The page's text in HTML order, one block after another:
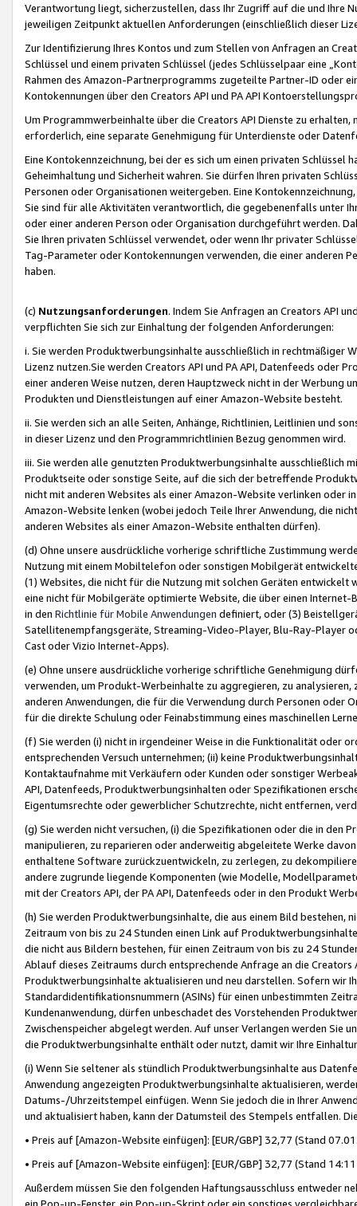
Verantwortung liegt, sicherzustellen, dass Ihr Zugriff auf die und Ihre
jeweiligen Zeitpunkt aktuellen Anforderungen (einschließlich dieser
Zur Identifizierung Ihres Kontos und zum Stellen von Anfragen an
Schlüssel und einem privaten Schlüssel (jedes Schlüsselpaar eine
Rahmen des Amazon-Partnerprogramms zugeteilte Partner-ID oder
Kontokennungen über den Creators API und PA API
Um Programmwerbeinhalte über die Creators API Dienste zu
erforderlich, eine separate Genehmigung für Unterdienste oder
Eine Kontokennzeichnung, bei der es sich um einen privaten
Geheimhaltung und Sicherheit wahren. Sie dürfen Ihren privaten
Personen oder Organisationen weitergeben. Eine
Sie sind für alle Aktivitäten verantwortlich, die gegebenenfalls unter
oder einer anderen Person oder Organisation durchgeführt werden.
Sie Ihren privaten Schlüssel verwendet, oder wenn Ihr privater
Tag-Parameter oder Kontokennungen verwenden, die einer anderen
haben.
(c) Nutzungsanforderungen. Indem Sie Anfragen an Creators API
verpflichten Sie sich zur Einhaltung der folgenden Anforderungen:
i. Sie werden Produktwerbungsinhalte ausschließlich in rechtmäßiger
Lizenz nutzen.Sie werden Creators API und PA API, Datenfeeds oder
einer anderen Weise nutzen, deren Hauptzweck nicht in der Werbung
Produkten und Dienstleistungen auf einer Amazon-Website besteht.
ii. Sie werden sich an alle Seiten, Anhänge, Richtlinien, Leitlinien und
in dieser Lizenz und den Programmrichtlinien Bezug genommen wird.
iii. Sie werden alle genutzten Produktwerbungsinhalte ausschließlich
Produktseite oder sonstige Seite, auf die sich der betreffende
nicht mit anderen Websites als einer Amazon-Website verlinken oder
Amazon-Website lenken (wobei jedoch Teile Ihrer Anwendung, die
anderen Websites als einer Amazon-Website enthalten dürfen).
(d) Ohne unsere ausdrückliche vorherige schriftliche Zustimmung
Nutzung mit einem Mobiltelefon oder sonstigen Mobilgerät
(1) Websites, die nicht für die Nutzung mit solchen Geräten
eine nicht für Mobilgeräte optimierte Website, die über einen
in den Richtlinie für Mobile Anwendungen definiert, oder (3)
Satellitenempfangsgeräte, Streaming-Video-Player, Blu-Ray-Player
Cast oder Vizio Internet-Apps).
(e) Ohne unsere ausdrückliche vorherige schriftliche Genehmigung
verwenden, um Produkt-Werbeinhalte zu aggregieren, zu
anderen Anwendungen, die für die Verwendung durch Personen
für die direkte Schulung oder Feinabstimmung eines maschinellen
(f) Sie werden (i) nicht in irgendeiner Weise in die Funktionalität oder
entsprechenden Versuch unternehmen; (ii) keine
Kontaktaufnahme mit Verkäufern oder Kunden oder sonstiger
API, Datenfeeds, Produktwerbungsinhalten oder Spezifikationen
Eigentumsrechte oder gewerblicher Schutzrechte, nicht entfernen,
(g) Sie werden nicht versuchen, (i) die Spezifikationen oder die in
manipulieren, zu reparieren oder anderweitig abgeleitete Werke
enthaltene Software zurückzuentwickeln, zu zerlegen, zu
andere zugrunde liegende Komponenten (wie Modelle,
mit der Creators API, der PA API, Datenfeeds oder in den Produkt
(h) Sie werden Produktwerbungsinhalte, die aus einem Bild bestehen,
Zeitraum von bis zu 24 Stunden einen Link auf
die nicht aus Bildern bestehen, für einen Zeitraum von bis zu 24
Ablauf dieses Zeitraums durch entsprechende Anfrage an die
Produktwerbungsinhalte aktualisieren und neu darstellen. Sofern wir
Standardidentifikationsnummern (ASINs) für einen unbestimmten
Kundenanwendung, dürfen unbeschadet des Vorstehenden
Zwischenspeicher abgelegt werden. Auf unser Verlangen werden Sie
die Produktwerbungsinhalte enthält oder nutzt, damit wir Ihre
(i) Wenn Sie seltener als stündlich Produktwerbungsinhalte aus
Anwendung angezeigten Produktwerbungsinhalte aktualisieren,
Datums-/Uhrzeitstempel einfügen. Wenn Sie jedoch die in Ihrer
und aktualisiert haben, kann der Datumsteil des Stempels entfallen.
• Preis auf [Amazon-Website einfügen]: [EUR/GBP] 32,77 (Stand
• Preis auf [Amazon-Website einfügen]: [EUR/GBP] 32,77 (Stand
Außerdem müssen Sie den folgenden Haftungsausschluss entweder
ein Pop-up-Fenster, ein Pop-up-Skript oder ein sonstiges